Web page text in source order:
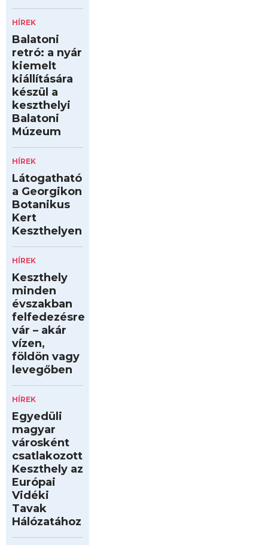
HÍREK
Balatoni
retró: a nyár
kiemelt
kiállítására
készül a
keszthelyi
Balatoni
Múzeum
HÍREK
Látogatható
a Georgikon
Botanikus
Kert
Keszthelyen
HÍREK
Keszthely
minden
évszakban
felfedezésre
vár – akár
vízen,
földön vagy
levegőben
HÍREK
Egyedüli
magyar
városként
csatlakozott
Keszthely az
Európai
Vidéki
Tavak
Hálózatához